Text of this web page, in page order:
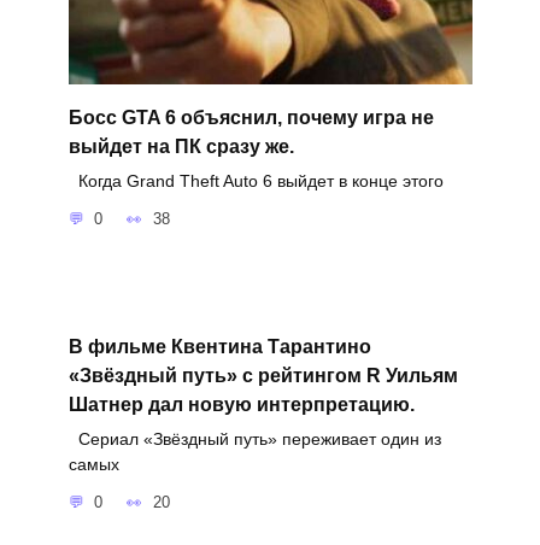
Босс GTA 6 объяснил, почему игра не
выйдет на ПК сразу же.
Когда Grand Theft Auto 6 выйдет в конце этого
0 38
В фильме Квентина Тарантино
«Звёздный путь» с рейтингом R Уильям
Шатнер дал новую интерпретацию.
Сериал «Звёздный путь» переживает один из
самых
0 20